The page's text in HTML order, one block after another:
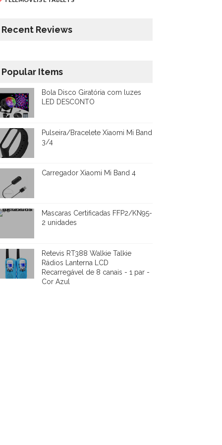
Recent Reviews
Popular Items
Bola Disco Giratória com luzes
LED DESCONTO
Pulseira/Bracelete Xiaomi Mi Band
3/4
Carregador Xiaomi Mi Band 4
Mascaras Certificadas FFP2/KN95-
2 unidades
Retevis RT388 Walkie Talkie
Rádios Lanterna LCD
Recarregável de 8 canais - 1 par -
Cor Azul